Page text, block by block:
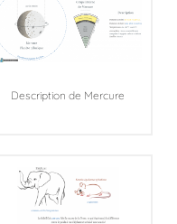
Description de Mercure